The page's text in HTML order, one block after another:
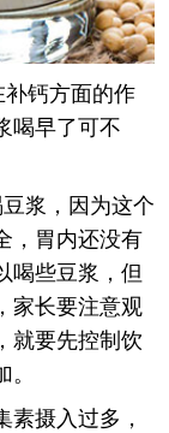
补钙方面的作
喝早了可不
浆，因为这个
，胃内还没有
喝些豆浆，但
家长要注意观
就要先控制饮
摄入过多，